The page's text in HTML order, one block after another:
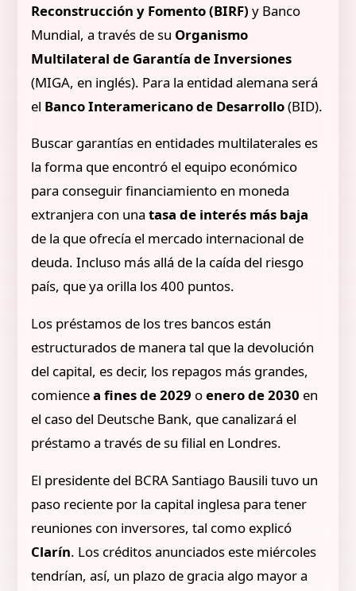
Reconstrucción y Fomento (BIRF) y Banco
Mundial, a través de su Organismo
Multilateral de Garantía de Inversiones
(MIGA, en inglés). Para la entidad alemana será
el Banco Interamericano de Desarrollo(BID).
Buscar garantías en entidades multilaterales es
la forma que encontró el equipo económico
para conseguir financiamiento en moneda
extranjera con unatasa de interés más baja
de la que ofrecía el mercado internacional de
deuda. Incluso más allá de la caída del riesgo
país, que ya orilla los 400 puntos.
Los préstamos de los tres bancos están
estructurados de manera tal que la devolución
del capital, es decir, los repagos más grandes,
comiencea fines de 2029 oenero de 2030 en
el caso del Deutsche Bank, que canalizará el
préstamo a través de su filial en Londres.
El presidente del BCRA Santiago Bausili tuvo un
paso reciente por la capital inglesa para tener
reuniones con inversores, tal como explicó
Clarín. Los créditos anunciados este miércoles
tendrían, así, un plazo de gracia algo mayor a